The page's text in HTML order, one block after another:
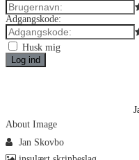
Adgangskode:
Husk mig
Log ind
About Image
Jan Skovbo